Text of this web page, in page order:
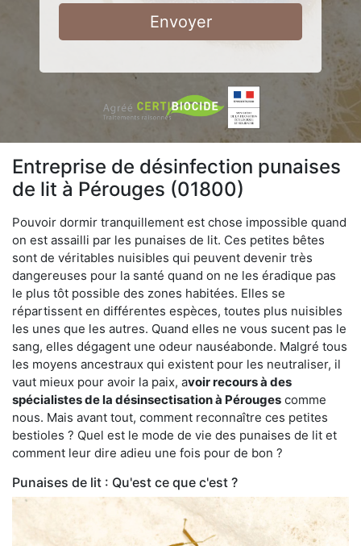
Envoyer
Entreprise de désinfection punaises
de lit à Pérouges (01800)
Pouvoir dormir tranquillement est chose impossible quand
on est assailli par les punaises de lit. Ces petites bêtes
sont de véritables nuisibles qui peuvent devenir très
dangereuses pour la santé quand on ne les éradique pas
le plus tôt possible des zones habitées. Elles se
répartissent en différentes espèces, toutes plus nuisibles
les unes que les autres. Quand elles ne vous sucent pas le
sang, elles dégagent une odeur nauséabonde. Malgré tous
les moyens ancestraux qui existent pour les neutraliser, il
vaut mieux pour avoir la paix, avoir recours à des
spécialistes de la désinsectisation à Pérouges comme
nous. Mais avant tout, comment reconnaître ces petites
bestioles ? Quel est le mode de vie des punaises de lit et
comment leur dire adieu une fois pour de bon ?
Punaises de lit : Qu'est ce que c'est ?